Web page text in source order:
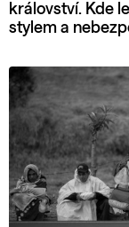
království. Kde
stylem a